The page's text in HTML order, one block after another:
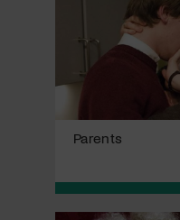
Parents